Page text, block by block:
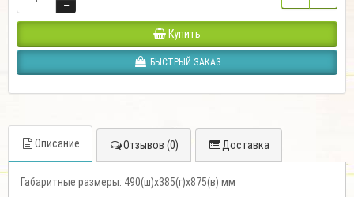
Купить
БЫСТРЫЙ ЗАКАЗ
Описание Отзывов (0) Доставка
Габаритные размеры: 490(ш)х385(г)х875(в) мм